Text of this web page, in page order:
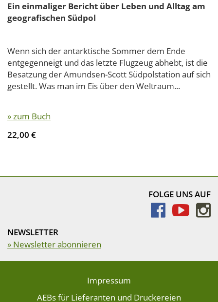
Ein einmaliger Bericht über Leben und Alltag am
geografischen Südpol
Wenn sich der antarktische Sommer dem Ende
entgegenneigt und das letzte Flugzeug abhebt, ist die
Besatzung der Amundsen-Scott Südpolstation auf sich
gestellt. Was man im Eis über den Weltraum...
» zum Buch
22,00 €
FOLGE UNS AUF
NEWSLETTER
» Newsletter abonnieren
Impressum
AEBs für Lieferanten und Druckereien